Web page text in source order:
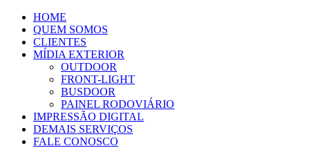
HOME
QUEM SOMOS
CLIENTES
MÍDIA EXTERIOR
OUTDOOR
FRONT-LIGHT
BUSDOOR
PAINEL RODOVIÁRIO
IMPRESSÃO DIGITAL
DEMAIS SERVIÇOS
FALE CONOSCO